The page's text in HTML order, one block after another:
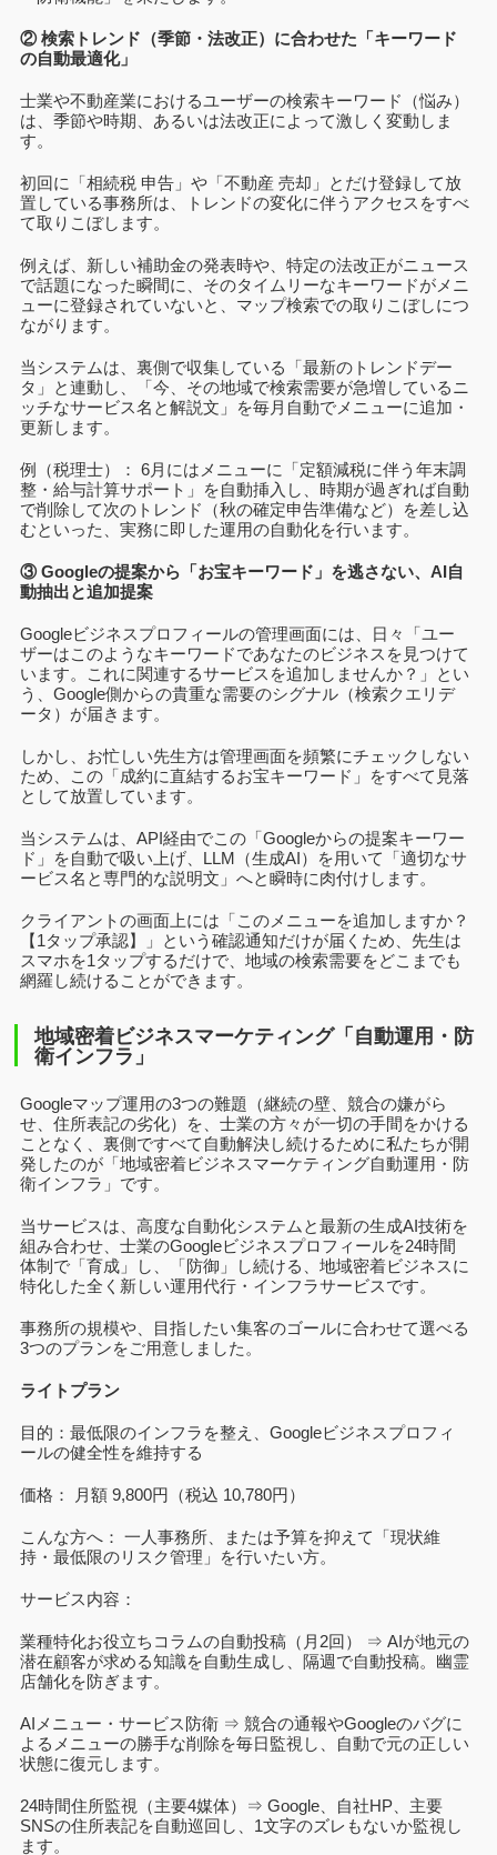
② 検索トレンド（季節・法改正）に合わせた「キーワード
の自動最適化」
士業や不動産業におけるユーザーの検索キーワード（悩み）
は、季節や時期、あるいは法改正によって激しく変動しま
す。
初回に「相続税 申告」や「不動産 売却」とだけ登録して放
置している事務所は、トレンドの変化に伴うアクセスをすべ
て取りこぼします。
例えば、新しい補助金の発表時や、特定の法改正がニュース
で話題になった瞬間に、そのタイムリーなキーワードがメニ
ューに登録されていないと、マップ検索での取りこぼしにつ
ながります。
当システムは、裏側で収集している「最新のトレンドデー
タ」と連動し、「今、その地域で検索需要が急増しているニ
ッチなサービス名と解説文」を毎月自動でメニューに追加・
更新します。
例（税理士）： 6月にはメニューに「定額減税に伴う年末調
整・給与計算サポート」を自動挿入し、時期が過ぎれば自動
で削除して次のトレンド（秋の確定申告準備など）を差し込
むといった、実務に即した運用の自動化を行います。
③ Googleの提案から「お宝キーワード」を逃さない、AI自
動抽出と追加提案
Googleビジネスプロフィールの管理画面には、日々「ユー
ザーはこのようなキーワードであなたのビジネスを見つけて
います。 これに関連するサービスを追加しませんか？」とい
う、Google側からの貴重な需要のシグナル（検索クエリデ
ータ）が届きます。
しかし、お忙しい先生方は管理画面を頻繁にチェックしない
ため、この「成約に直結するお宝キーワード」をすべて見落
として放置しています。
当システムは、API経由でこの「Googleからの提案キーワー
ド」を自動で吸い上げ、LLM（生成AI）を用いて「適切なサ
ービス名と専門的な説明文」へと瞬時に肉付けします。
クライアントの画面上には「このメニューを追加しますか？
【1タップ承認】」という確認通知だけが届くため、先生は
スマホを1タップするだけで、地域の検索需要をどこまでも
網羅し続けることができます。
地域密着ビジネスマーケティング「自動運用・防
衛インフラ」
Googleマップ運用の3つの難題（継続の壁、競合の嫌がら
せ、住所表記の劣化）を、士業の方々が一切の手間をかける
ことなく、裏側ですべて自動解決し続けるために私たちが開
発したのが「地域密着ビジネスマーケティング自動運用・防
衛インフラ」です。
当サービスは、高度な自動化システムと最新の生成AI技術を
組み合わせ、士業のGoogleビジネスプロフィールを24時間
体制で「育成」し、「防御」し続ける、地域密着ビジネスに
特化した全く新しい運用代行・インフラサービスです。
事務所の規模や、目指したい集客のゴールに合わせて選べる
3つのプランをご用意しました。
ライトプラン
目的：最低限のインフラを整え、Googleビジネスプロフィ
ールの健全性を維持する
価格： 月額 9,800円（税込 10,780円）
こんな方へ： 一人事務所、または予算を抑えて「現状維
持・最低限のリスク管理」を行いたい方。
サービス内容：
業種特化お役立ちコラムの自動投稿（月2回） ⇒ AIが地元の
潜在顧客が求める知識を自動生成し、隔週で自動投稿。幽霊
店舗化を防ぎます。
AIメニュー・サービス防衛 ⇒ 競合の通報やGoogleのバグに
よるメニューの勝手な削除を毎日監視し、自動で元の正しい
状態に復元します。
24時間住所監視（主要4媒体）⇒ Google、自社HP、主要
SNSの住所表記を自動巡回し、1文字のズレもないか監視し
ます。